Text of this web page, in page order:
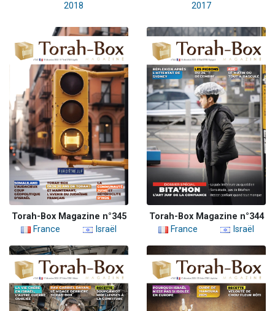
2018 2017
Torah-Box Magazine n°345
France
Israël
Torah-Box Magazine n°344
France
Israël